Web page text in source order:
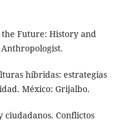
the Future: History and
híbridas: estrategias
México: Grijalbo.
y ciudadanos. Conflictos